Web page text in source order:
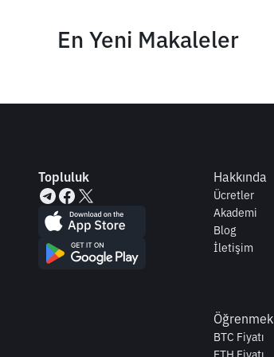
En Yeni Makaleler
Topluluk Hakkında
Ücretler
Akademi
Blog
İletişim
Öğrenmek
BTC Fiyatı